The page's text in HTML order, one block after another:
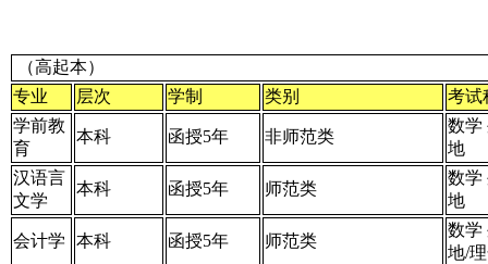
（高起本）
专业
层次 学制 类别
考试
学前教
育
本科 函授5年 非师范类
数学
地
汉语言
文学
本科 函授5年 师范类
数学
地
会计学 本科 函授5年 师范类
数学
地/